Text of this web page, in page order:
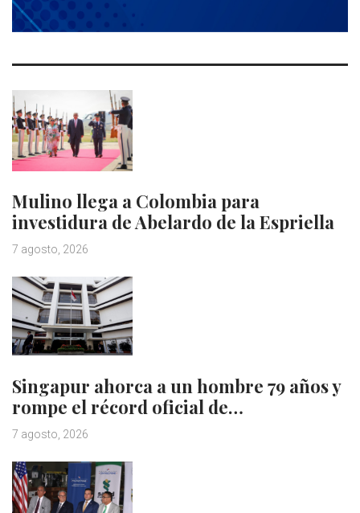
Mulino llega a Colombia para
investidura de Abelardo de la Espriella
7 agosto, 2026
Singapur ahorca a un hombre 79 años y
rompe el récord oficial de…
7 agosto, 2026